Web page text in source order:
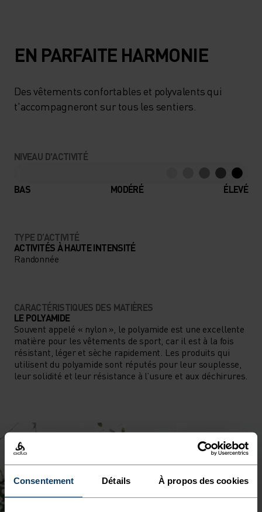
Consentement Détails À propos des cookies
EN PARFAITE HARMONIE
Des vêtements confortables et polyvalents qui
t'accompagneront sur tous les sentiers.
NIVEAU D'ACTIVITÉ
BAS MODÉRÉ ÉLEVÉ
TYPE D’ACTIVITÉ
ACTIVITÉS À HAUTE INTENSITÉ
Randonnée
CARACTÉRISTIQUES DES MATIÈRES
LE POLYAMIDE
Souvent appelé « nylon », le polyamide est une excellente
matière pour les vêtements de sport, car il est à la fois
résistant, léger et sèche rapidement. Les produits qui
utilisent du polyamide sont réputés pour leur souplesse,
leur solidité et leur résistance à l’usure et aux déchirures.